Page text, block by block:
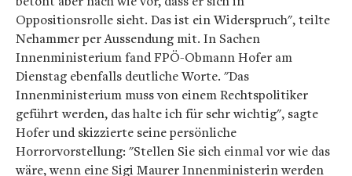
Oppositionsrolle sieht. Das ist ein Widerspruch", teilte
Nehammer per Aussendung mit. In Sachen
Innenministerium fand FPÖ-Obmann Hofer am
Dienstag ebenfalls deutliche Worte. "Das
Innenministerium muss von einem Rechtspolitiker
geführt werden, das halte ich für sehr wichtig", sagte
Hofer und skizzierte seine persönliche
Horrorvorstellung: "Stellen Sie sich einmal vor wie das
wäre, wenn eine Sigi Maurer Innenministerin werden